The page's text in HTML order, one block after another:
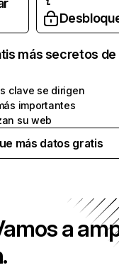
más secretos de
clave se dirigen
importantes
su web
más datos gratis
a